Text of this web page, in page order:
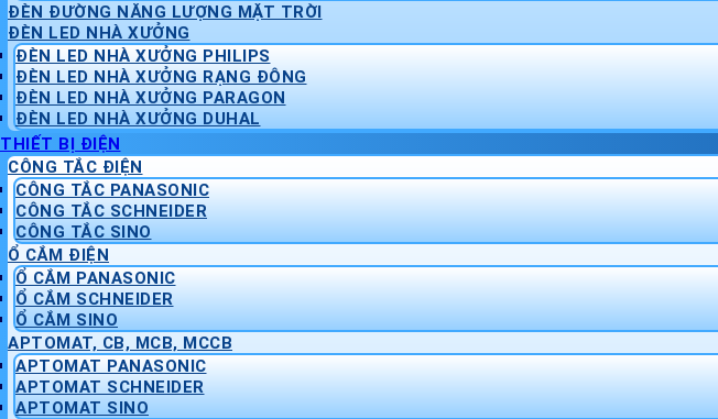
ĐÈN ĐƯỜNG NĂNG LƯỢNG MẶT TRỜI
ĐÈN LED NHÀ XƯỞNG
ĐÈN LED NHÀ XƯỞNG PHILIPS
ĐÈN LED NHÀ XƯỞNG RẠNG ĐÔNG
ĐÈN LED NHÀ XƯỞNG PARAGON
ĐÈN LED NHÀ XƯỞNG DUHAL
THIẾT BỊ ĐIỆN
CÔNG TẮC ĐIỆN
CÔNG TẮC PANASONIC
CÔNG TẮC SCHNEIDER
CÔNG TẮC SINO
Ổ CẮM ĐIỆN
Ổ CẮM PANASONIC
Ổ CẮM SCHNEIDER
Ổ CẮM SINO
APTOMAT, CB, MCB, MCCB
APTOMAT PANASONIC
APTOMAT SCHNEIDER
APTOMAT SINO